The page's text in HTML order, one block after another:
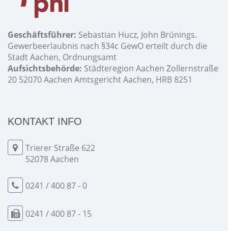
Geschäftsführer: Sebastian Hucz, John Brünings.
Gewerbeerlaubnis nach §34c GewO erteilt durch die
Stadt Aachen, Ordnungsamt
Aufsichtsbehörde: Städteregion Aachen Zollernstraße
20 52070 Aachen Amtsgericht Aachen, HRB 8251
KONTAKT INFO
Trierer Straße 622
52078 Aachen
0241 / 400 87 - 0
0241 / 400 87 - 15